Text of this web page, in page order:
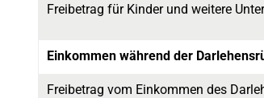
Freibetrag für Kinder und weitere
Einkommen während der
Freibetrag vom Einkommen des